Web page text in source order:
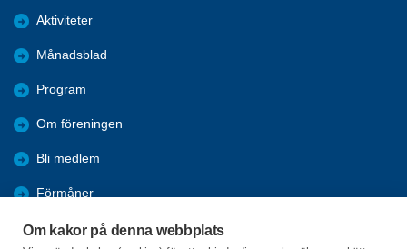
Om kakor på denna webbplats
Aktiviteter
Månadsblad
Program
Om föreningen
Bli medlem
Förmåner
Bildgalleri